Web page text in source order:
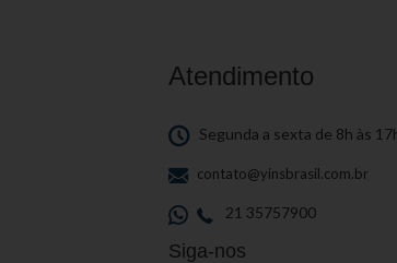
Atendimento
Segunda a sexta de 8h às
contato@yinsbrasil.com.br
21 35757900
Siga-nos